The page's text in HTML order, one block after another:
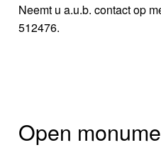
Neemt u a.u.b. contact op
512476.
Open